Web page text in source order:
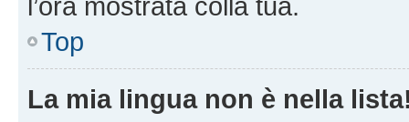
Top
La mia lingua non è nella